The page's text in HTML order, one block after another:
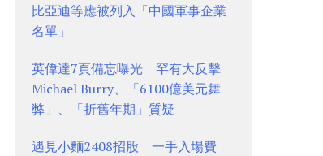
比亞迪等應被列入「中國軍事企業
名單」
英偉達7頁備忘曝光 罕有大反擊
Michael Burry、「6100億美元舞
弊」、「折舊年期」質疑
遇見小麵2408招股 一手入場費